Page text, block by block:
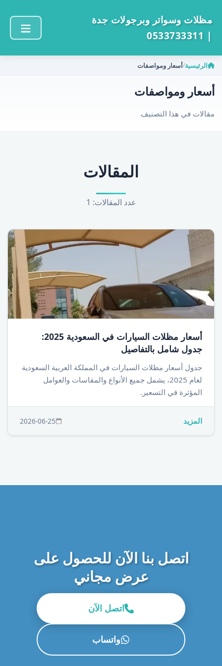
مظلات وسواتر وبرجولات جدة
| 0533733311
الرئيسية/أسعار ومواصفات
أسعار ومواصفات
مقالات في هذا التصنيف
المقالات
عدد المقالات: 1
أسعار مظلات السيارات في السعودية 2025:
جدول شامل بالتفاصيل
جدول أسعار مظلات السيارات في المملكة العربية السعودية
لعام 2025، يشمل جميع الأنواع والمقاسات والعوامل
المؤثرة في التسعير.
المزيد 2026-06-25
اتصل بنا الآن للحصول على
عرض مجاني
اتصل الآن
واتساب